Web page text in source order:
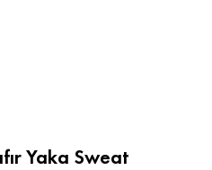
Yaka Sweat